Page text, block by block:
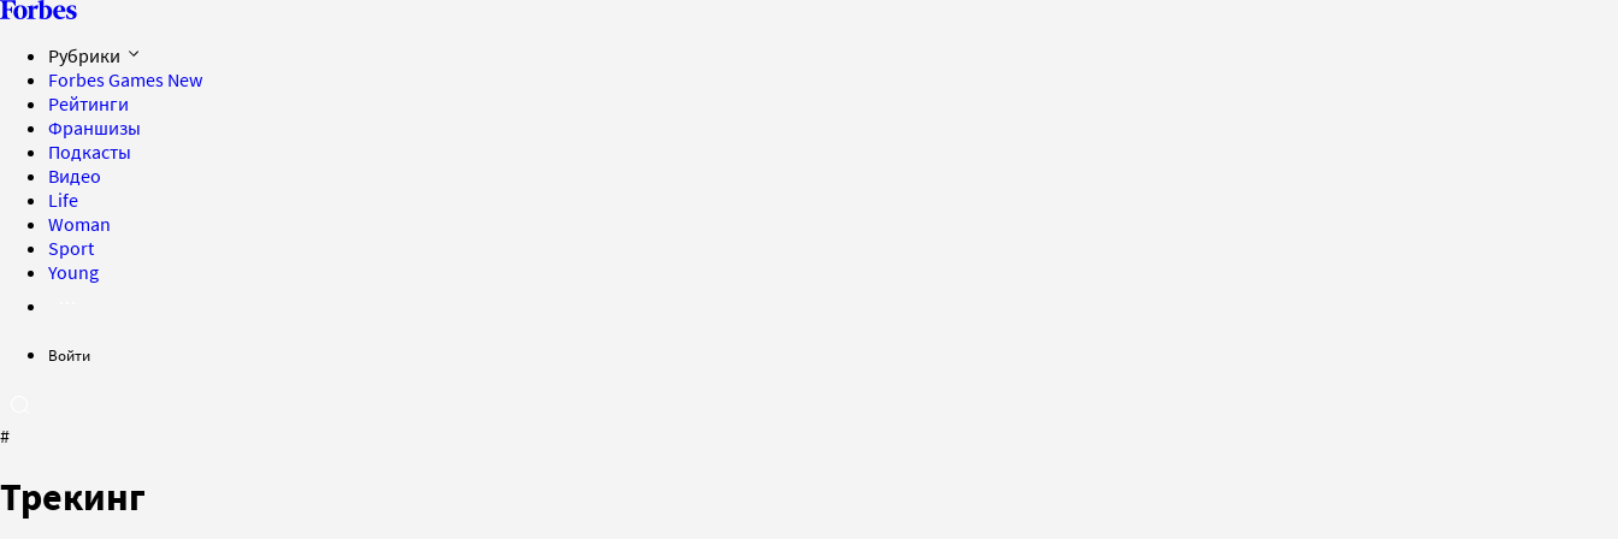
Рубрики
Forbes Games New
Рейтинги
Франшизы
Подкасты
Видео
Life
Woman
Sport
Young
Войти
#
Трекинг